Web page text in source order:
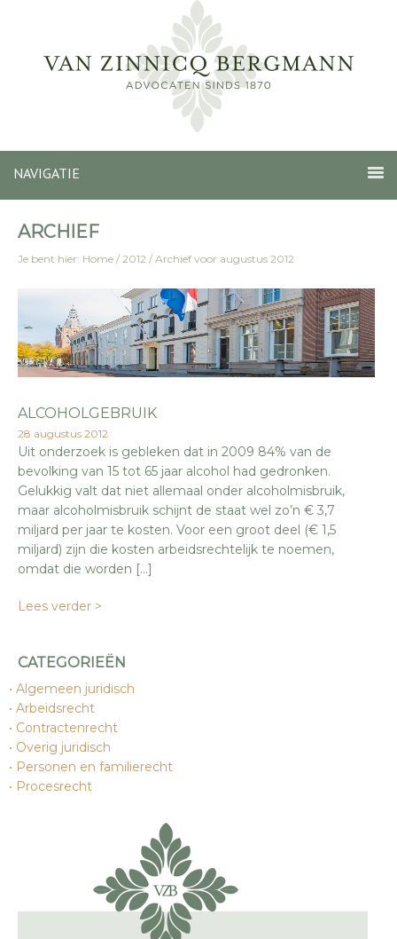
NAVIGATIE
ARCHIEF
Je bent hier: Home / 2012 / Archief voor augustus 2012
ALCOHOLGEBRUIK
28 augustus 2012
Uit onderzoek is gebleken dat in 2009 84% van de
bevolking van 15 tot 65 jaar alcohol had gedronken.
Gelukkig valt dat niet allemaal onder alcoholmisbruik,
maar alcoholmisbruik schijnt de staat wel zo’n € 3,7
miljard per jaar te kosten. Voor een groot deel (€ 1,5
miljard) zijn die kosten arbeidsrechtelijk te noemen,
omdat die worden […]
Lees verder >
CATEGORIEËN
Algemeen juridisch
Arbeidsrecht
Contractenrecht
Overig juridisch
Personen en familierecht
Procesrecht